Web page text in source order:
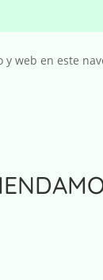
web en este